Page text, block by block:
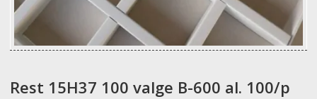
Rest 15H37 100 valge B-600 al. 100/p